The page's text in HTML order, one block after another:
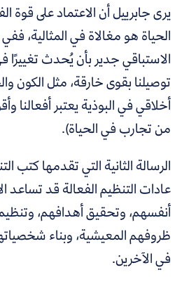
يرى جابرييل أن الاعتماد على
الحياة هو مغالاة في المثالية، ففي
الاستباقي جدير بأن يُحدث تغييرًا
توصيلنا بقوى خارقة، مثل الكون
أخلاقي في البوذية يعتبر أفعالنا
من تجارب في الحياة).
الرسالة الثانية التي تقدمها كتب
عادات التنظيم الفعالة قد
أنفسهم، وتحقيق أهدافهم،
ظروفهم المعيشية، وبناء
في الآخرين.